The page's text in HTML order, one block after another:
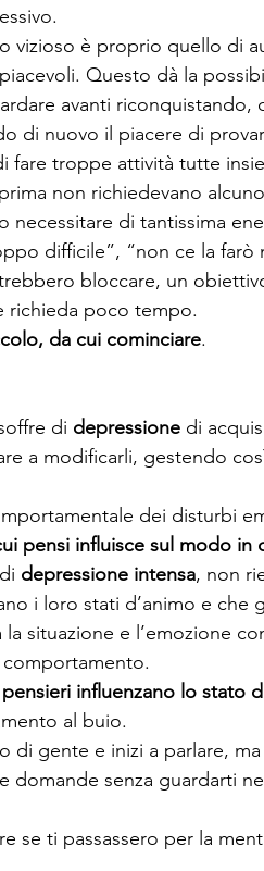
vizioso è proprio quello di
Questo dà la
avanti riconquistando,
di nuovo il piacere di
fare troppe attività tutte
non richiedevano
necessitare di tantissima
difficile”, “non ce la farò
bloccare, un
richieda poco tempo.
da cui cominciare.
di depressione di
a modificarli, gestendo
dei disturbi
pensi influisce sul modo in
depressione intensa, non
i loro stati d’animo e che
situazione e l’emozione
influenzano lo stato
al buio.
di gente e inizi a parlare,
domande senza guardarti
se ti passassero per la